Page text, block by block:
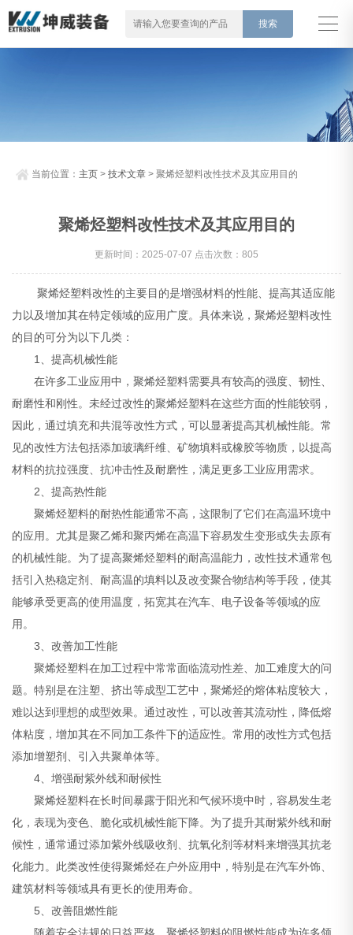
当前位置： 主页 >技术文章 > 聚烯烃塑料改性技术及其应用目的
聚烯烃塑料改性技术及其应用目的
更新时间：2025-07-07 点击次数：805
聚烯烃塑料改性的主要目的是增强材料的性能、提高其适应能
力以及增加其在特定领域的应用广度。具体来说，聚烯烃塑料改性
的目的可分为以下几类：
1、提高机械性能
在许多工业应用中，聚烯烃塑料需要具有较高的强度、韧性、
耐磨性和刚性。未经过改性的聚烯烃塑料在这些方面的性能较弱，
因此，通过填充和共混等改性方式，可以显著提高其机械性能。常
见的改性方法包括添加玻璃纤维、矿物填料或橡胶等物质，以提高
材料的抗拉强度、抗冲击性及耐磨性，满足更多工业应用需求。
2、提高热性能
聚烯烃塑料的耐热性能通常不高，这限制了它们在高温环境中
的应用。尤其是聚乙烯和聚丙烯在高温下容易发生变形或失去原有
的机械性能。为了提高聚烯烃塑料的耐高温能力，改性技术通常包
括引入热稳定剂、耐高温的填料以及改变聚合物结构等手段，使其
能够承受更高的使用温度，拓宽其在汽车、电子设备等领域的应
用。
3、改善加工性能
聚烯烃塑料在加工过程中常常面临流动性差、加工难度大的问
题。特别是在注塑、挤出等成型工艺中，聚烯烃的熔体粘度较大，
难以达到理想的成型效果。通过改性，可以改善其流动性，降低熔
体粘度，增加其在不同加工条件下的适应性。常用的改性方式包括
添加增塑剂、引入共聚单体等。
4、增强耐紫外线和耐候性
聚烯烃塑料在长时间暴露于阳光和气候环境中时，容易发生老
化，表现为变色、脆化或机械性能下降。为了提升其耐紫外线和耐
候性，通常通过添加紫外线吸收剂、抗氧化剂等材料来增强其抗老
化能力。此类改性使得聚烯烃在户外应用中，特别是在汽车外饰、
建筑材料等领域具有更长的使用寿命。
5、改善阻燃性能